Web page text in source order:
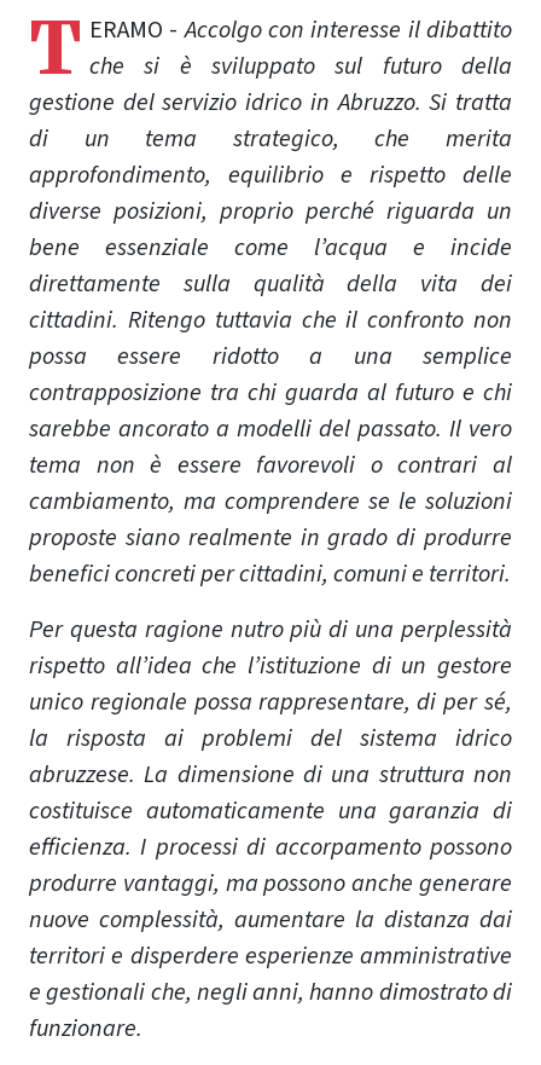
T ERAMO -Accolgo con interesse il dibattito
che si è sviluppato sul futuro della
gestione del servizio idrico in Abruzzo. Si tratta
di un tema strategico, che merita
approfondimento, equilibrio e rispetto delle
diverse posizioni, proprio perché riguarda un
bene essenziale come l’acqua e incide
direttamente sulla qualità della vita dei
cittadini. Ritengo tuttavia che il confronto non
possa essere ridotto a una semplice
contrapposizione tra chi guarda al futuro e chi
sarebbe ancorato a modelli del passato. Il vero
tema non è essere favorevoli o contrari al
cambiamento, ma comprendere se le soluzioni
proposte siano realmente in grado di produrre
benefici concreti per cittadini, comuni e territori.
Per questa ragione nutro più di una perplessità
rispetto all’idea che l’istituzione di un gestore
unico regionale possa rappresentare, di per sé,
la risposta ai problemi del sistema idrico
abruzzese. La dimensione di una struttura non
costituisce automaticamente una garanzia di
efficienza. I processi di accorpamento possono
produrre vantaggi, ma possono anche generare
nuove complessità, aumentare la distanza dai
territori e disperdere esperienze amministrative
e gestionali che, negli anni, hanno dimostrato di
funzionare.